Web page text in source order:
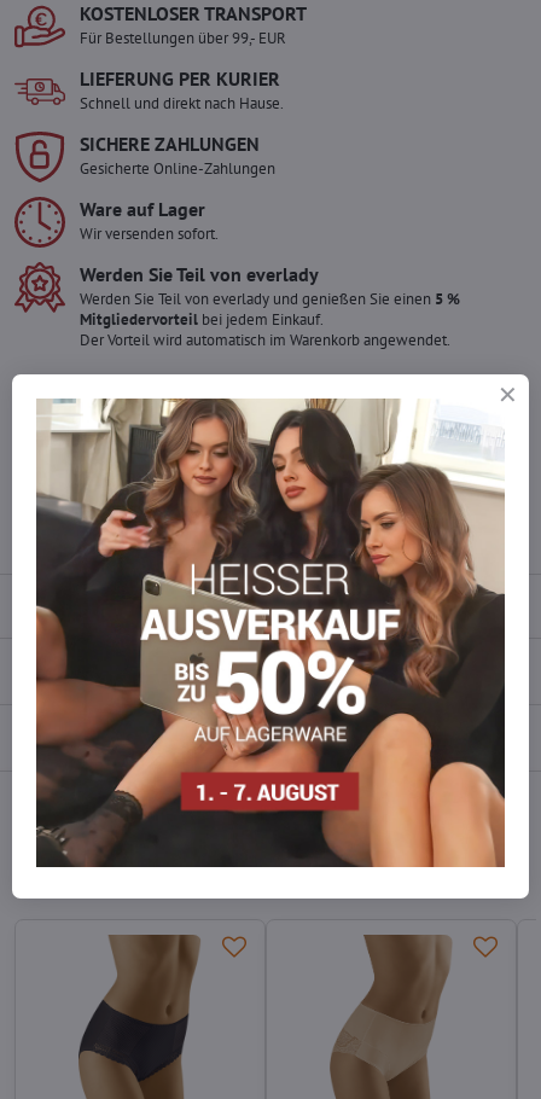
KOSTENLOSER TRANSPORT
Für Bestellungen über 99,- EUR
LIEFERUNG PER KURIER
Schnell und direkt nach Hause.
SICHERE ZAHLUNGEN
Gesicherte Online-Zahlungen
Ware auf Lager
Wir versenden sofort.
Werden Sie Teil von everlady
Werden Sie Teil von everlady und genießen Sie einen 5 %
Mitgliedervorteil bei jedem Einkauf.
Der Vorteil wird automatisch im Warenkorb angewendet.
Möchten Sie mehr bestellen ?
Zögern Sie nicht, uns zu kontaktieren, wir füllen die Ware für Sie
info​​@everlady​​.eu
Beschreibung
Bewertungen
Diskussion 0
FacebookTwitter WhatsApp